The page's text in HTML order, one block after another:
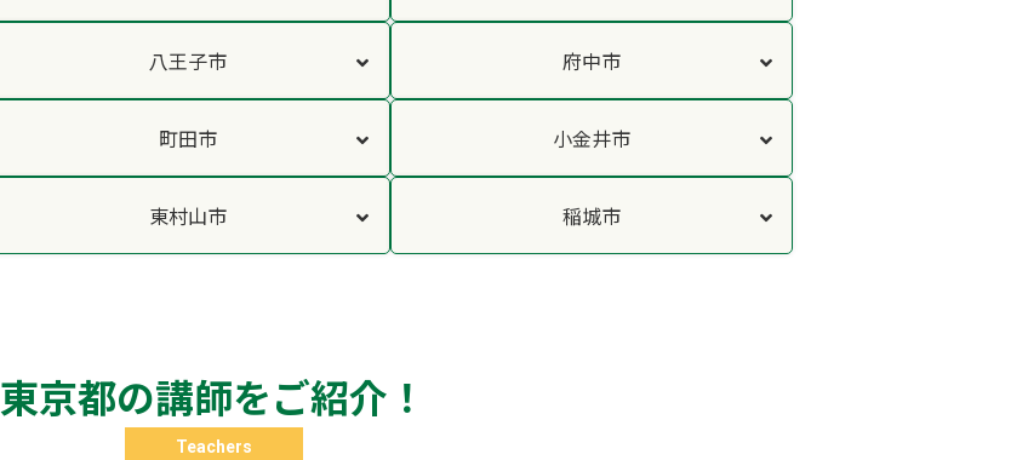
八王子市 府中市
町田市 小金井市
東村山市 稲城市
東京都の講師をご紹介！
Teachers